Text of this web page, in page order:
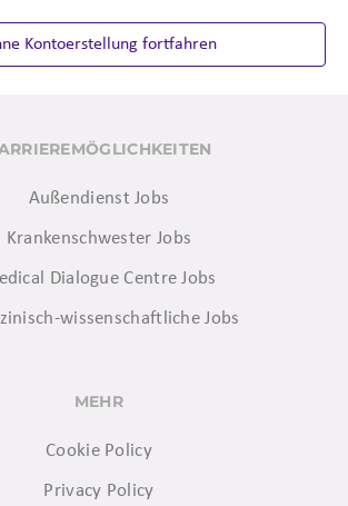
Kontoerstellung fortfahren
Außendienst Jobs
Krankenschwester Jobs
Dialogue Centre Jobs
wissenschaftliche Jobs
MEHR
Cookie Policy
Privacy Policy